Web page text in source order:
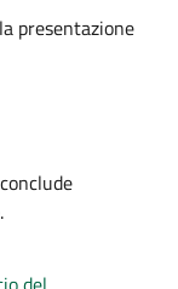
presentazione